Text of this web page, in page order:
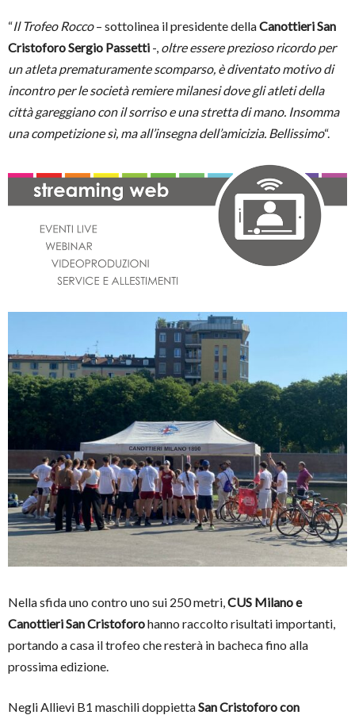
“Il Trofeo Rocco– sottolinea il presidente dellaCanottieri San
Cristoforo Sergio Passetti -, oltre essere prezioso ricordo per
un atleta prematuramente scomparso, è diventato motivo di
incontro per le società remiere milanesi dove gli atleti della
città gareggiano con il sorriso e una stretta di mano. Insomma
una competizione sì, ma all’insegna dell’amicizia. Bellissimo“.
Nella sfida uno contro uno sui 250 metri,CUS Milano e
Canottieri San Cristoforohanno raccolto risultati importanti,
portando a casa il trofeo che resterà in bacheca fino alla
prossima edizione.
Negli Allievi B1 maschili doppiettaSan Cristoforo con